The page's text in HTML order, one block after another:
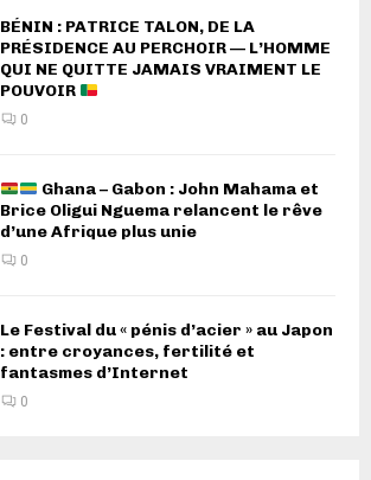
BÉNIN : PATRICE TALON, DE LA
PRÉSIDENCE AU PERCHOIR — L’HOMME
QUI NE QUITTE JAMAIS VRAIMENT LE
POUVOIR
0
Ghana – Gabon : John Mahama et
Brice Oligui Nguema relancent le rêve
d’une Afrique plus unie
0
Le Festival du « pénis d’acier » au Japon
: entre croyances, fertilité et
fantasmes d’Internet
0